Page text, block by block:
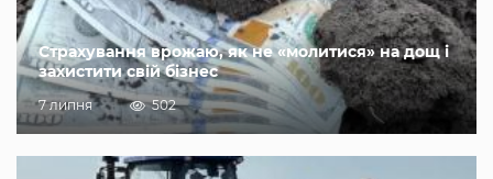
Страхування врожаю, як не «молитися» на дощ і
захистити свій бізнес
7 липня 502